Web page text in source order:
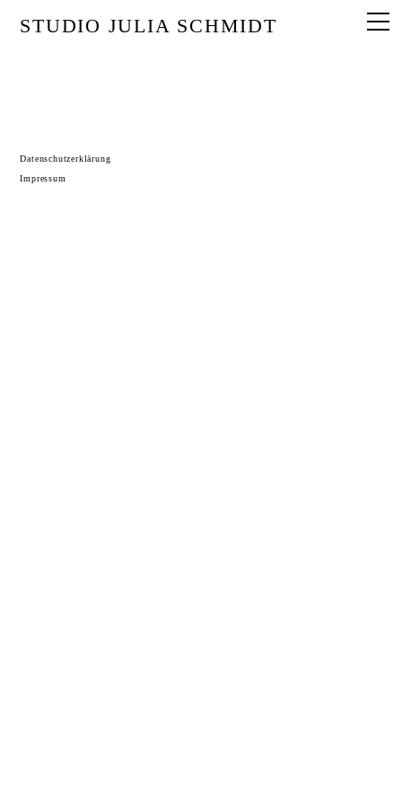
STUDIO JULIA SCHMIDT
Datenschutzerklärung
Impressum